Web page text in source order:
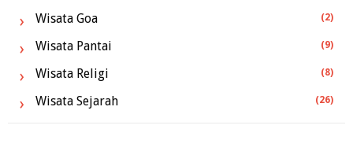
Wisata Goa (2)
Wisata Pantai (9)
Wisata Religi (8)
Wisata Sejarah (26)